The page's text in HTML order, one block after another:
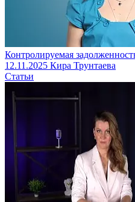
Контролируемая
12.11.2025 Кира Трунтаева
Статьи